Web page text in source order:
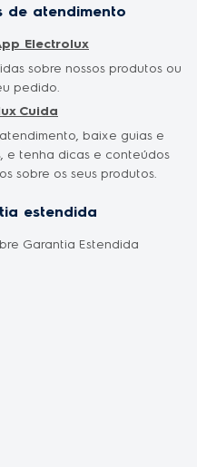
de atendimento
Electrolux
sobre nossos produtos ou
pedido.
Cuida
baixe guias e
e tenha dicas e conteúdos
sobre os seus produtos.
estendida
Garantia Estendida